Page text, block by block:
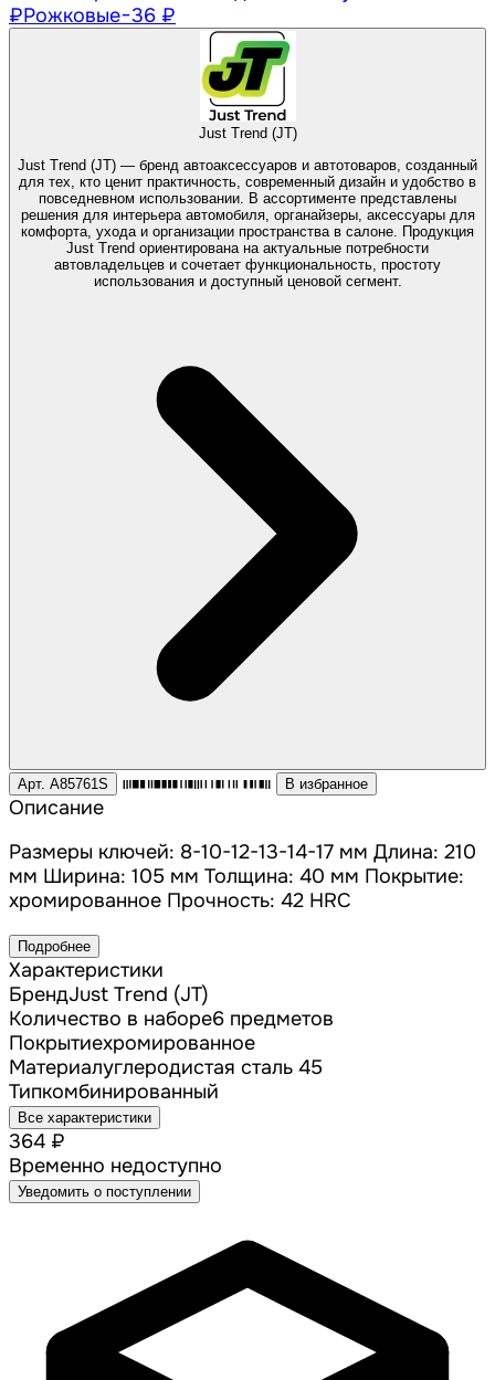
₽Рожковые−36 ₽
Just Trend (JT)
Just Trend (JT) — бренд автоаксессуаров и автотоваров, созданный
для тех, кто ценит практичность, современный дизайн и удобство в
повседневном использовании. В ассортименте представлены
решения для интерьера автомобиля, органайзеры, аксессуары для
комфорта, ухода и организации пространства в салоне. Продукция
Just Trend ориентирована на актуальные потребности
автовладельцев и сочетает функциональность, простоту
использования и доступный ценовой сегмент.
Арт. A85761S В избранное
Описание
Размеры ключей: 8-10-12-13-14-17 мм Длина: 210
мм Ширина: 105 мм Толщина: 40 мм Покрытие:
хромированное Прочность: 42 HRC
Подробнее
Характеристики
БрендJust Trend (JT)
Количество в наборе6 предметов
Покрытиехромированное
Материалуглеродистая сталь 45
Типкомбинированный
Все характеристики
364 ₽
Временно недоступно
Уведомить о поступлении